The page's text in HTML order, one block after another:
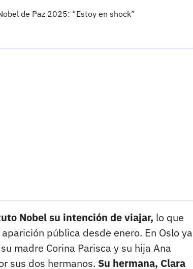
de Paz 2025: “Estoy en shock”
Nobel su intención de viajar, lo que
pública desde enero. En Oslo ya
madre Corina Parisca y su hija Ana
sus dos hermanos. Su hermana, Clara